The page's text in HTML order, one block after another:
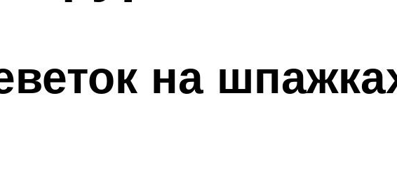
на